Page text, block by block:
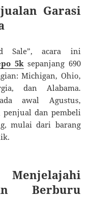
Garasi
Sale”, acara ini
5ksepanjang 690
Michigan, Ohio,
dan Alabama.
awal Agustus,
dan pembeli
mulai dari barang
Berburu